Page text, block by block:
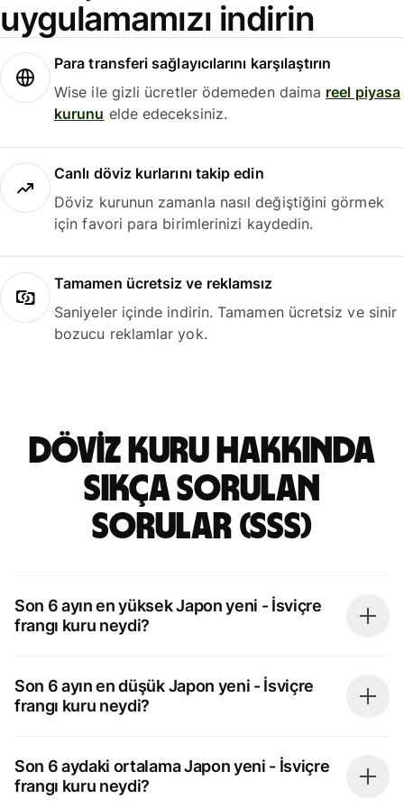
uygulamamızı indirin
Para transferi sağlayıcılarını karşılaştırın
Wise ile gizli ücretler ödemeden daima reel piyasa
kurunu elde edeceksiniz.
Canlı döviz kurlarını takip edin
Döviz kurunun zamanla nasıl değiştiğini görmek
için favori para birimlerinizi kaydedin.
Tamamen ücretsiz ve reklamsız
Saniyeler içinde indirin. Tamamen ücretsiz ve sinir
bozucu reklamlar yok.
döviz kuru hakkında
sıkça sorulan
sorular (SSS)
Son 6 ayın en yüksek Japon yeni - İsviçre
frangı kuru neydi?
Son 6 ayın en düşük Japon yeni - İsviçre
frangı kuru neydi?
Son 6 aydaki ortalama Japon yeni - İsviçre
frangı kuru neydi?